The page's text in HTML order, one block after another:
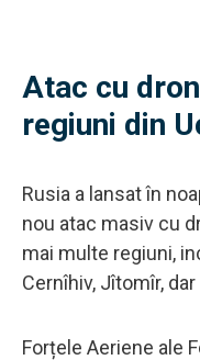
Atac cu
regiuni din
Rusia a lansat în
nou atac masiv cu
mai multe regiuni,
Cernîhiv, Jîtomîr,
Forțele Aeriene ale